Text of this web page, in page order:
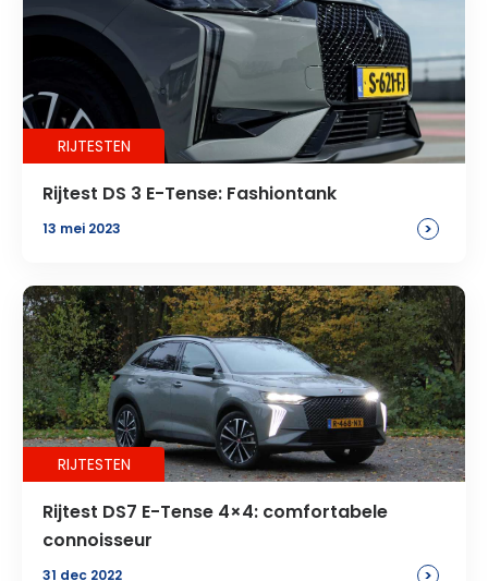
RIJTESTEN
Rijtest DS 3 E-Tense: Fashiontank
13 mei 2023 >
RIJTESTEN
Rijtest DS7 E-Tense 4×4: comfortabele
connoisseur
31 dec 2022 >